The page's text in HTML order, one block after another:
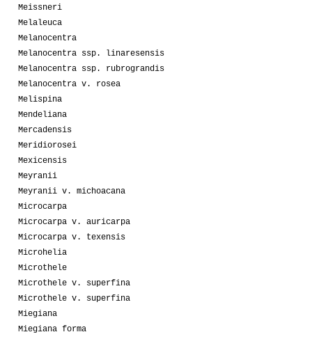
Meissneri
Melaleuca
Melanocentra
Melanocentra ssp. linaresensis
Melanocentra ssp. rubrograndis
Melanocentra v. rosea
Melispina
Mendeliana
Mercadensis
Meridiorosei
Mexicensis
Meyranii
Meyranii v. michoacana
Microcarpa
Microcarpa v. auricarpa
Microcarpa v. texensis
Microhelia
Microthele
Microthele v. superfina
Microthele v. superfina
Miegiana
Miegiana forma